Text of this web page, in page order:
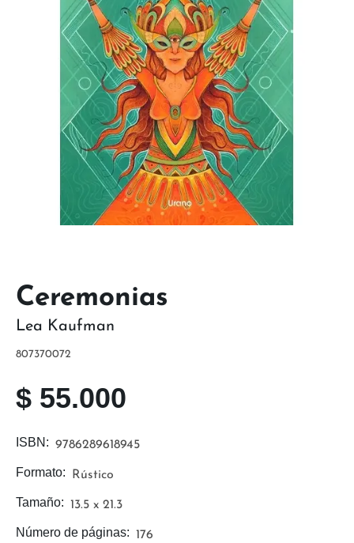
Número de páginas: 176
Tamaño: 13.5 x 21.3
Formato: Rústico
ISBN: 9786289618945
$ 55.000
807370072
Lea Kaufman
Ceremonias